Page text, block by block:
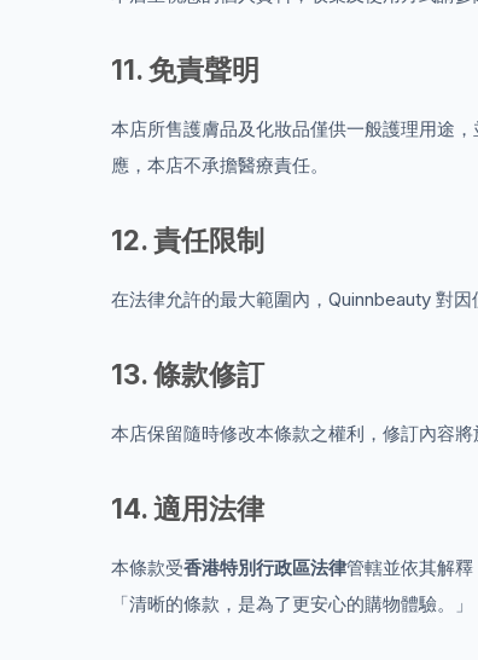
11. 免責聲明
本店所售護膚品及化妝品僅供一般護理用途
應，本店不承擔醫療責任。
12. 責任限制
在法律允許的最大範圍內，Quinnbeauty 對
13. 條款修訂
本店保留隨時修改本條款之權利，修訂內容
14. 適用法律
本條款受香港特別行政區法律管轄並依其解釋
「清晰的條款，是為了更安心的購物體驗。」